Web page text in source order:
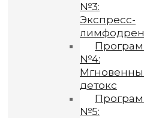
№3:
Экспресс-
№4:
детокс
№5: